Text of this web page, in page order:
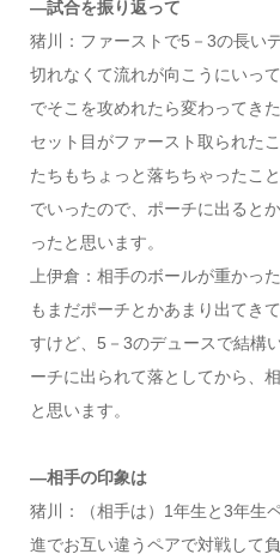
―試合を振り返って
猪川：ファーストで5－3の長い
切れなくて流れが向こうにいっ
でそこを攻めれたら変わってき
セット目がファースト取られた
たちもちょっと落ちちゃったこ
でいったので、ポーチに出ると
ったと思います。
上伊倉：相手のボールが重かっ
もまだポーチとかあまり出てき
すけど、5－3のデュースで結構
ーチに出られて落としてから、
と思います。
―相手の印象は
猪川：（相手は）1年生と3年生
進でお互い違うペアで対戦して